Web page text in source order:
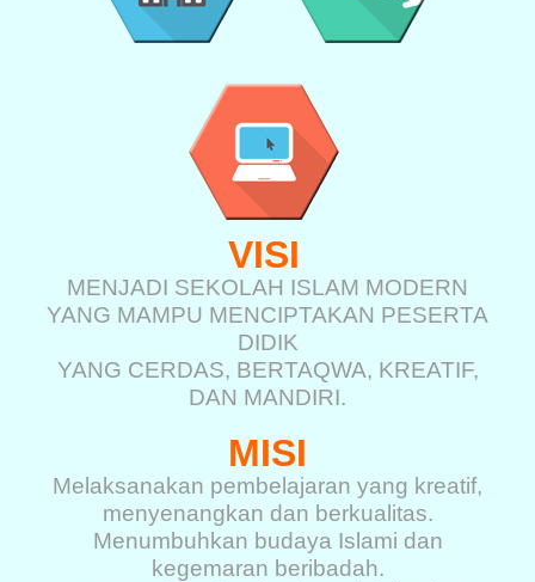
VISI
MENJADI SEKOLAH ISLAM MODERN
YANG MAMPU MENCIPTAKAN PESERTA
DIDIK
YANG CERDAS, BERTAQWA, KREATIF,
DAN MANDIRI.
MISI
Melaksanakan pembelajaran yang kreatif,
menyenangkan dan berkualitas.
Menumbuhkan budaya Islami dan
kegemaran beribadah.